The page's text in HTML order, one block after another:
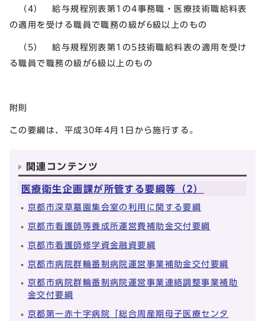
（4） 給与規程別表第1の4事務職・医療技術職給料表
の適用を受ける職員で職務の級が6級以上のもの
（5） 給与規程別表第1の5技術職給料表の適用を受け
る職員で職務の級が6級以上のもの
附則
この要綱は、平成30年4月1日から施行する。
関連コンテンツ
医療衛生企画課が所管する要綱等（2）
京都市深草墓園集会室の利用に関する要綱
京都市看護師等養成所運営費補助金交付要綱
京都市看護師修学資金融資要綱
京都市病院群輪番制病院運営事業補助金交付要綱
京都市病院群輪番制病院運営事業連絡調整事業補助
金交付要綱
京都第一赤十字病院「総合周産期母子医療センタ